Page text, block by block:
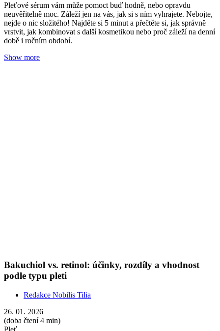
Pleťové sérum vám může pomoct buď hodně, nebo opravdu
neuvěřitelně moc. Záleží jen na vás, jak si s ním vyhrajete. Nebojte,
nejde o nic složitého! Najděte si 5 minut a přečtěte si, jak správně
vrstvit, jak kombinovat s další kosmetikou nebo proč záleží na denní
době i ročním období.
Show more